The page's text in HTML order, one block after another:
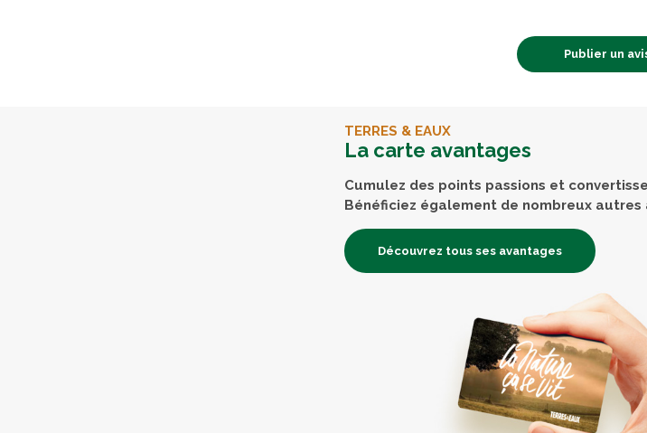
Publier un
TERRES & EAUX
La carte avantages
Cumulez des points passions et
Bénéficiez également de nombreux autres
Découvrez tous ses avantages